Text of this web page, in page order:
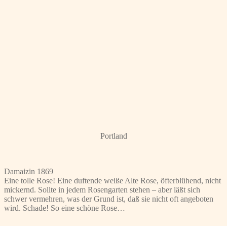
Portland
Damaizin 1869
Eine tolle Rose! Eine duftende weiße Alte Rose, öfterblühend, nicht
mickernd. Sollte in jedem Rosengarten stehen – aber läßt sich
schwer vermehren, was der Grund ist, daß sie nicht oft angeboten
wird. Schade! So eine schöne Rose…